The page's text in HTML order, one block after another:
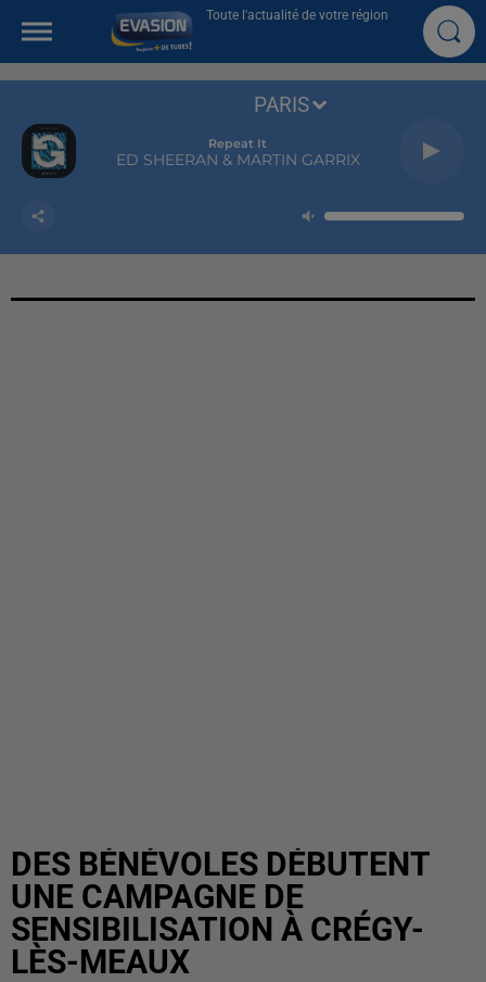
Toute l'actualité de votre région
Repeat It
ED SHEERAN & MARTIN GARRIX
PARIS
DES BÉNÉVOLES DÉBUTENT
UNE CAMPAGNE DE
SENSIBILISATION À CRÉGY-
LÈS-MEAUX